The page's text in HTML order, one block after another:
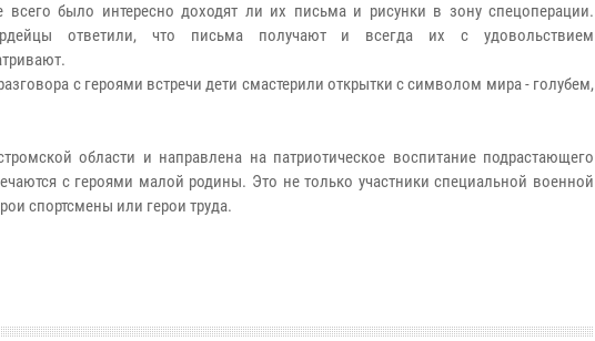
всего было интересно доходят ли их письма и рисунки в зону спецоперации.
ответили, что письма получают и всегда их с удовольствием
с героями встречи дети смастерили открытки с символом мира - голубем,
области и направлена на патриотическое воспитание подрастающего
с героями малой родины. Это не только участники специальной военной
спортсмены или герои труда.